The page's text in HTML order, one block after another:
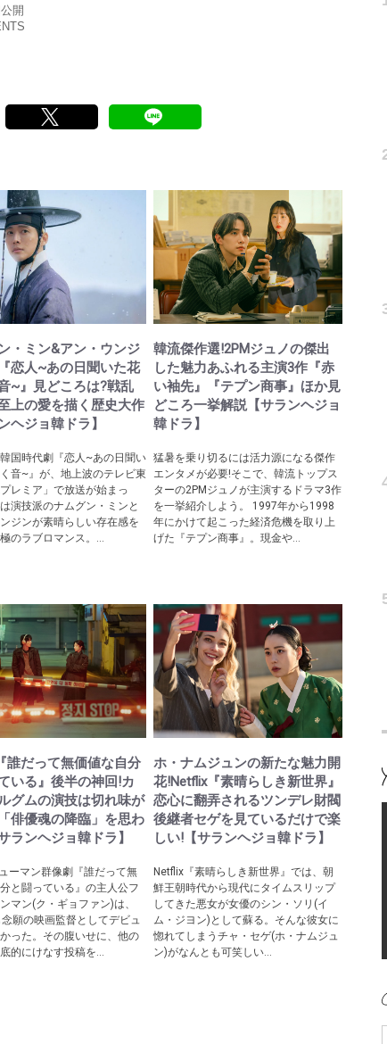
開
・ミン&アン・ウンジ
恋人~あの日聞いた花
~』見どころは?戦乱
上の愛を描く歴史大作
ヘジョ韓ドラ】
国時代劇『恋人~あの日聞い
音~』が、地上波のテレビ東
レミア」で放送が始まっ
演技派のナムグン・ミンと
ジンが素晴らしい存在感を
のラブロマンス。...
韓流傑作選!2PMジュノの傑出
した魅力あふれる主演3作『赤
い袖先』『テプン商事』ほか見
どころ一挙解説【サランヘジョ
韓ドラ】
猛暑を乗り切るには活力源になる傑作
エンタメが必要!そこで、韓流トップス
ターの2PMジュノが主演するドラマ3作
を一挙紹介しよう。 1997年から1998
年にかけて起こった経済危機を取り上
げた『テプン商事』。現金や...
誰だって無価値な自分
いる』後半の神回!カ
グムの演技は切れ味が
俳優魂の降臨」を思わ
ランヘジョ韓ドラ】
ーマン群像劇『誰だって無
と闘っている』の主人公フ
マン(ク・ギョファン)は、
願の映画監督としてデビュ
った。その腹いせに、他の
的にけなす投稿を...
ホ・ナムジュンの新たな魅力開
花!Netflix『素晴らしき新世界』
恋心に翻弄されるツンデレ財閥
後継者セゲを見ているだけで楽
しい!【サランヘジョ韓ドラ】
Netflix『素晴らしき新世界』では、朝
鮮王朝時代から現代にタイムスリップ
してきた悪女が女優のシン・ソリ(イ
ム・ジヨン)として蘇る。そんな彼女に
惚れてしまうチャ・セゲ(ホ・ナムジュ
ン)がなんとも可笑しい...